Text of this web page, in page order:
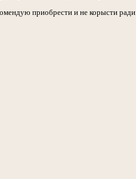
приобрести и не корысти